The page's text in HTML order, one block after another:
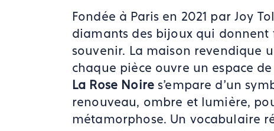
Fondée à Paris en 2021 par Joy
diamants des bijoux qui
souvenir. La maison revendique
chaque pièce ouvre un espace
La Rose Noires'empare d'un
renouveau, ombre et lumière,
métamorphose. Un vocabulaire